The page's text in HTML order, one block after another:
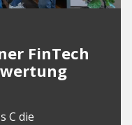
FinTech
C die